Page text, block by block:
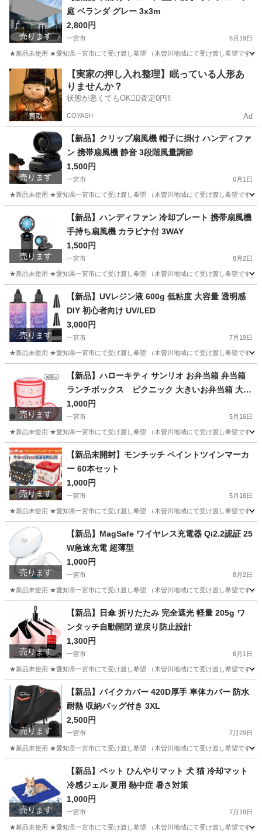
売ります
庭 ベランダ グレー 3x3m
2,800円
一宮市 6月19日
★新品未使用 ★愛知県一宮市にて受け渡し希望 （木曽川地域にて受け渡し希望です
愛知 一宮市 その他
【実家の押し入れ整理】眠っている人形あ
りませんか？
状態が悪くてもOK🙆‍♀️査定0円‼️
COYASH Ad
売ります
【新品】クリップ扇風機 帽子に掛け ハンディファ
ン 携帯扇風機 静音 3段階風量調節
1,500円
一宮市 6月1日
★新品未使用 ★愛知県一宮市にて受け渡し希望 （木曽川地域にて受け渡し希望です
その他
売ります
【新品】ハンディファン 冷却プレート 携帯扇風機
手持ち扇風機 カラビナ付 3WAY
1,500円
一宮市 8月2日
★新品未使用 ★愛知県一宮市にて受け渡し希望 （木曽川地域にて受け渡し希望です
愛知 一宮市 その他
売ります
【新品】UVレジン液 600g 低粘度 大容量 透明感
DIY 初心者向け UV/LED
3,000円
一宮市 7月19日
★新品未使用 ★愛知県一宮市にて受け渡し希望 （木曽川地域にて受け渡し希望です
その他
売ります
【新品】ハローキティ サンリオ お弁当箱 弁当箱
ランチボックス ピクニック 大きいお弁当箱 大容
量
1,000円
一宮市 5月16日
★新品未使用 ★愛知県一宮市にて受け渡し希望 （木曽川地域にて受け渡し希望です
愛知 一宮市 その他 弁当箱
売ります
【新品未開封】モンチッチ ペイントツインマーカ
ー 60本セット
1,000円
一宮市 5月16日
★新品未使用 ★愛知県一宮市にて受け渡し希望 （木曽川地域にて受け渡し希望です
愛知 その他
売ります
【新品】MagSafe ワイヤレス充電器 Qi2.2認証 25
W急速充電 超薄型
1,000円
一宮市 8月2日
★新品未使用 ★愛知県一宮市にて受け渡し希望 （木曽川地域にて受け渡し希望です
その他 ワイヤレス充電
売ります
【新品】日傘 折りたたみ 完全遮光 軽量 205g ワ
ンタッチ自動開閉 逆戻り防止設計
1,300円
一宮市 6月1日
★新品未使用 ★愛知県一宮市にて受け渡し希望 （木曽川地域にて受け渡し希望です
愛知 一宮市 その他 日傘
売ります
【新品】バイクカバー 420D厚手 車体カバー 防水
耐熱 収納バッグ付き 3XL
2,500円
一宮市 7月29日
★新品未使用 ★愛知県一宮市にて受け渡し希望 （木曽川地域にて受け渡し希望です
その他 車体
売ります
【新品】ペット ひんやりマット 犬 猫 冷却マット
冷感ジェル 夏用 熱中症 暑さ対策
1,000円
一宮市 7月19日
★新品未使用 ★愛知県一宮市にて受け渡し希望 （木曽川地域にて受け渡し希望です